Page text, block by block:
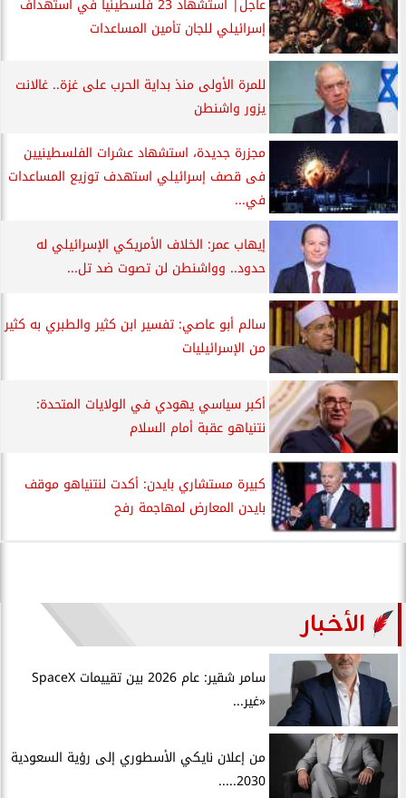
إسرائيلي للجان تأمين المساعدات
للمرة الأولى منذ بداية الحرب على غزة.. غالانت
يزور واشنطن
مجزرة جديدة، استشهاد عشرات الفلسطينيين
فى قصف إسرائيلي استهدف توزيع المساعدات
في...
إيهاب عمر: الخلاف الأمريكي الإسرائيلي له
حدود.. وواشنطن لن تصوت ضد تل...
سالم أبو عاصي: تفسير ابن كثير والطبري به كثير
من الإسرائيليات
أكبر سياسي يهودي في الولايات المتحدة:
نتنياهو عقبة أمام السلام
كبيرة مستشاري بايدن: أكدت لنتنياهو موقف
بايدن المعارض لمهاجمة رفح
الأخبار
سامر شقير: عام 2026 بين تقييمات SpaceX
«غير...
من إعلان نايكي الأسطوري إلى رؤية السعودية
2030.....